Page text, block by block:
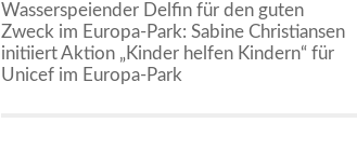
Wasserspeiender Delfin für den guten
Zweck im Europa-Park: Sabine Christiansen
initiiert Aktion „Kinder helfen Kindern“ für
Unicef im Europa-Park